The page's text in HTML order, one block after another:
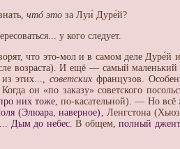
чтó это за Луи́ Дуре́й?
у кого следует.
что это-мол и в самом деле Дуре́й
возраста). И ещё — самый
из этих...,советских французов.
он «по заказу» советского
них тоже, по-касательной). — Но
(Элюара, наверное) , Ленгстона
Дым до небес. В общем,полный